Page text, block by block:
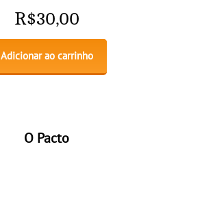
R$30,00
Adicionar ao carrinho
O Pacto